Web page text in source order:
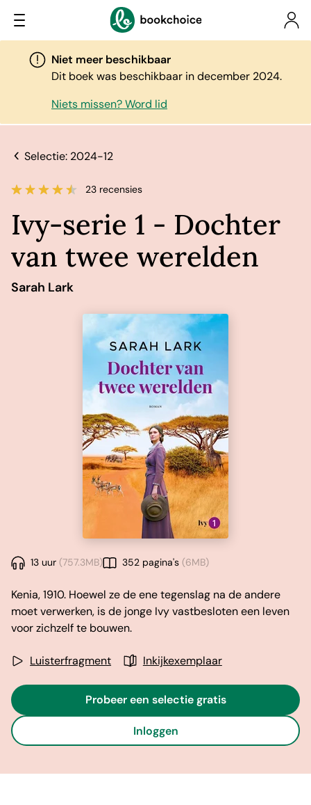
Niet meer beschikbaar
Dit boek was beschikbaar in december 2024.
Niets missen? Word lid
Selectie: 2024-12
23 recensies
Ivy-serie 1 - Dochter
van twee werelden
Sarah Lark
13 uur (757.3MB) 352 pagina's (6MB)
Kenia, 1910. Hoewel ze de ene tegenslag na de andere
moet verwerken, is de jonge Ivy vastbesloten een leven
voor zichzelf te bouwen.
Luisterfragment Inkijkexemplaar
Probeer een selectie gratis
Inloggen